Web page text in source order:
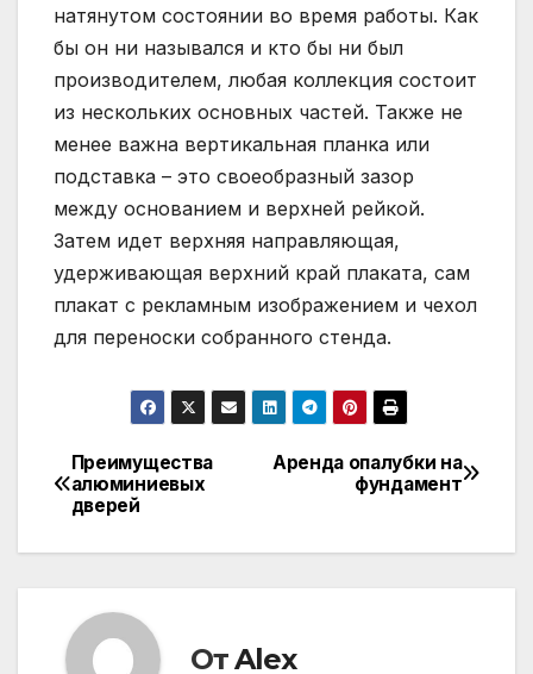
натянутом состоянии во время работы. Как
бы он ни назывался и кто бы ни был
производителем, любая коллекция состоит
из нескольких основных частей. Также не
менее важна вертикальная планка или
подставка – это своеобразный зазор
между основанием и верхней рейкой.
Затем идет верхняя направляющая,
удерживающая верхний край плаката, сам
плакат с рекламным изображением и чехол
для переноски собранного стенда.
Навигация
по
Аренда опалубки на
фундамент
Преимущества
алюминиевых
дверей
ОтAlex